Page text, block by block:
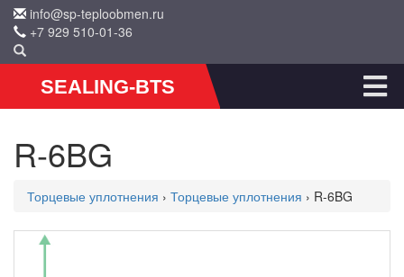
info@sp-teploobmen.ru
+7 929 510-01-36
SEALING-BTS
R-6BG
Торцевые уплотнения › Торцевые уплотнения › R-6BG